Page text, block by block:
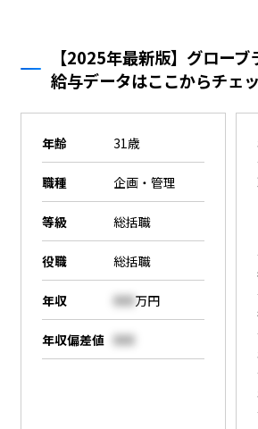
【2025年最新版】グロー
給与データはここからチェ
年齢 31歳
職種 企画・管理
等級 総括職
役職 総括職
年収 000万円
年収偏差値 000